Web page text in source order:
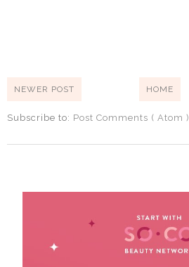
NEWER POST HOME
Subscribe to: Post Comments ( Atom )